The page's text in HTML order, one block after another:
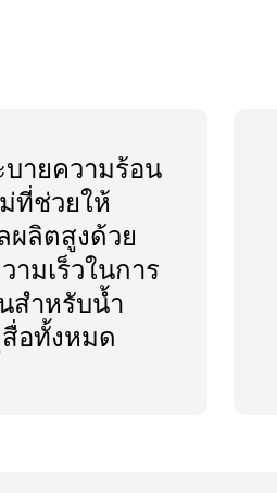
ายความร้อน
ที่ช่วยให้
ผลิตสูงด้วย
มเร็วในการ
สำหรับน้ำ
อทั้งหมด